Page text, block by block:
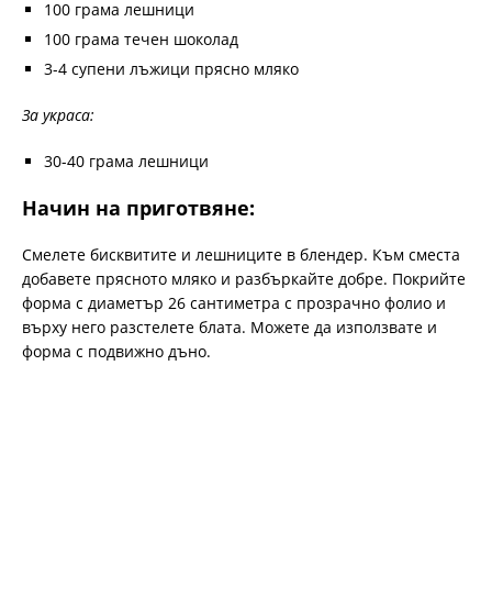
100 грама лешници
100 грама течен шоколад
3-4 супени лъжици прясно мляко
За украса:
30-40 грама лешници
Начин на приготвяне:
Смелете бисквитите и лешниците в блендер. Към сместа
добавете прясното мляко и разбъркайте добре. Покрийте
форма с диаметър 26 сантиметра с прозрачно фолио и
върху него разстелете блата. Можете да използвате и
форма с подвижно дъно.